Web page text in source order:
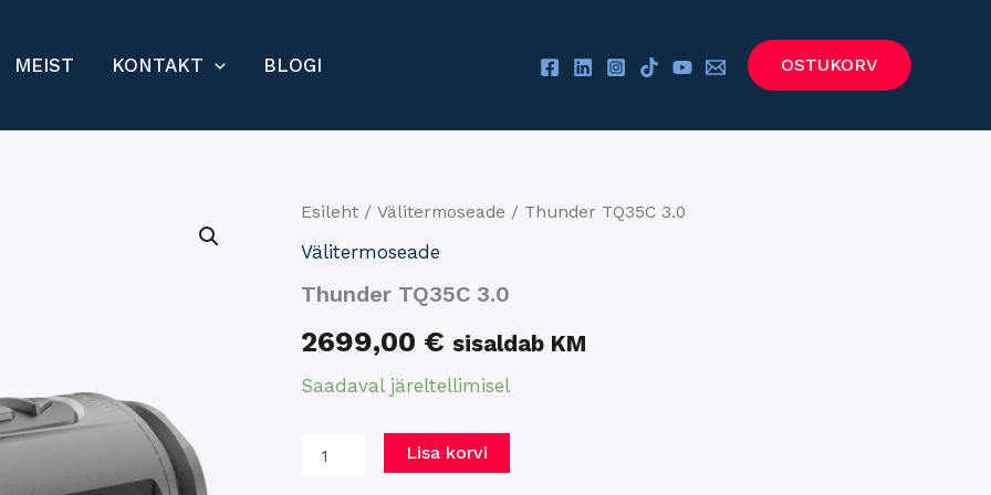
MEIST KONTAKT BLOGI OSTUKORV
Esileht / Välitermoseade / Thunder TQ35C 3.0
Välitermoseade
Thunder TQ35C 3.0
2699,00 € sisaldab KM
Saadaval järeltellimisel
Thunder
3.0
Lisa korvi